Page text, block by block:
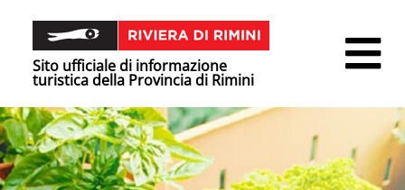
Sito ufficiale di informazione
turistica della Provincia di Rimini